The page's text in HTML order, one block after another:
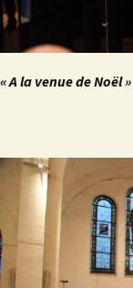
« A la venue de Noël »